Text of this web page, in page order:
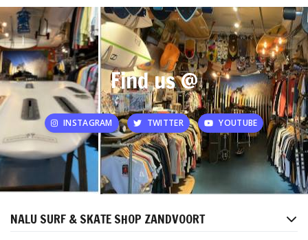
Find us @
INSTAGRAM TWITTER YOUTUBE
NALU SURF & SKATE SHOP ZANDVOORT